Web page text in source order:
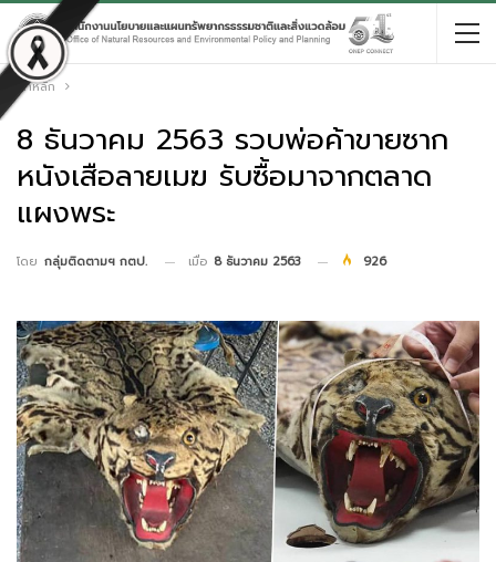
หน้าหลัก
8 ธันวาคม 2563 รวบพ่อค้าขายซาก
หนังเสือลายเมฆ รับซื้อมาจากตลาด
แผงพระ
โดย กลุ่มติดตามฯ กตป. เมื่อ 8 ธันวาคม 2563 926